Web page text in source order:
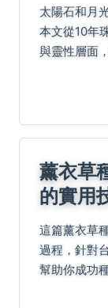
太陽石和月
本文從10年
與靈性層面
薰衣草
的實用
這篇薰衣草
過程，針對
幫助你成功